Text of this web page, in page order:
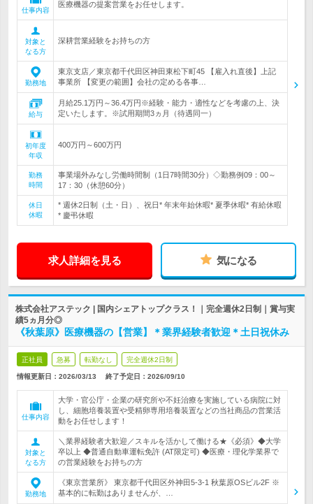
仕事内容
医療機器の提案営業をお任せします。
対象と
なる方
深耕営業経験をお持ちの方
勤務地
東京支店／東京都千代田区神田東松下町45 【雇入れ直後】上記
事業所 【変更の範囲】会社の定める各事…
給与
月給25.1万円～36.4万円※経験・能力・適性などを考慮の上、決
定いたします。※試用期間3ヵ月（待遇同一）
初年度
年収
400万円～600万円
勤務
時間
事業場外みなし労働時間制（1日7時間30分）◇勤務例09：00～
17：30（休憩60分）
休日
休暇
* 週休2日制（土・日）、祝日* 年末年始休暇* 夏季休暇* 有給休暇
* 慶弔休暇
求人詳細を見る 気になる
株式会社アステック | 国内シェアトップクラス！｜完全週休2日制｜賞与実
績5ヵ月分◎
《秋葉原》医療機器の【営業】＊業界経験者歓迎＊土日祝休み
正社員 急募 転勤なし 完全週休2日制
情報更新日：2026/03/13 終了予定日： 2026/09/10
仕事内容
大学・官公庁・企業の研究所や不妊治療を実施している病院に対
し、細胞培養装置や受精卵専用培養装置などの当社商品の営業活
動をお任せします！
対象と
なる方
＼業界経験者大歓迎／スキルを活かして働ける★《必須》◆大学
卒以上 ◆普通自動車運転免許 (AT限定可) ◆医療・理化学業界で
の営業経験をお持ちの方
勤務地
《東京営業所》 東京都千代田区外神田5-3-1 秋葉原OSビル2F ※
基本的に転勤はありませんが、…